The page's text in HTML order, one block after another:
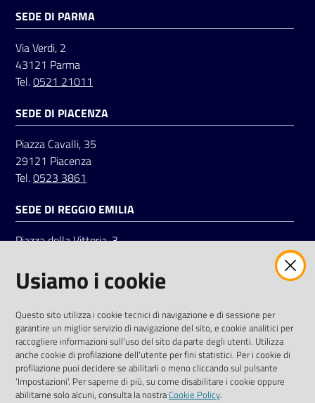
Seguici
su
SEDE DI PARMA
Via Verdi, 2
43121 Parma
Tel.0521 21011
SEDE DI PIACENZA
Piazza Cavalli, 35
29121 Piacenza
Tel.0523 3861
SEDE DI REGGIO EMILIA
Piazza della Vittoria, 3
Tel.0522 7961
LinkedinFacebookInstagram
Usiamo i cookie
Questo sito utilizza i cookie tecnici di navigazione e di sessione per
garantire un miglior servizio di navigazione del sito, e cookie analitici per
raccogliere informazioni sull'uso del sito da parte degli utenti. Utilizza
anche cookie di profilazione dell'utente per fini statistici. Per i cookie di
profilazione puoi decidere se abilitarli o meno cliccando sul pulsante
'Impostazioni'. Per saperne di più, su come disabilitare i cookie oppure
abilitarne solo alcuni, consulta la nostraCookie Policy.